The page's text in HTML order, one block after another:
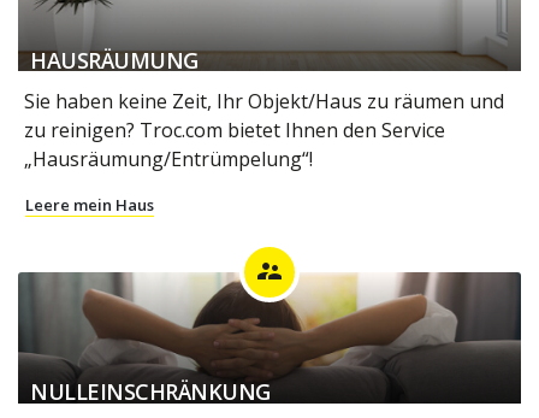
HAUSRÄUMUNG
Sie haben keine Zeit, Ihr Objekt/Haus zu räumen und
zu reinigen? Troc.com bietet Ihnen den Service
„Hausräumung/Entrümpelung“!
Leere mein Haus
supervisor_account
NULLEINSCHRÄNKUNG